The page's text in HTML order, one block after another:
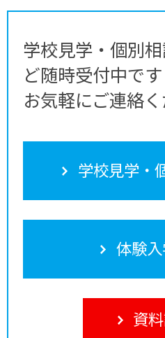
学校見学・個別
ど随時受付中です
お気軽にご連絡
学校見学・
体験
資